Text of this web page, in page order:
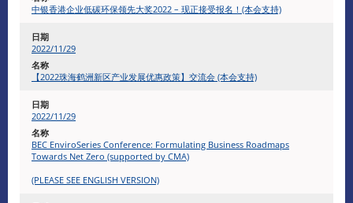
中银香港企业低碳环保领先大奖2022 – 现正接受报名！(本会支持)
2022/11/29
【2022珠海鹤洲新区产业发展优惠政策】交流会 (本会支持)
2022/11/29
BEC EnviroSeries Conference: Formulating Business Roadmaps
Towards Net Zero (supported by CMA)
(PLEASE SEE ENGLISH VERSION)